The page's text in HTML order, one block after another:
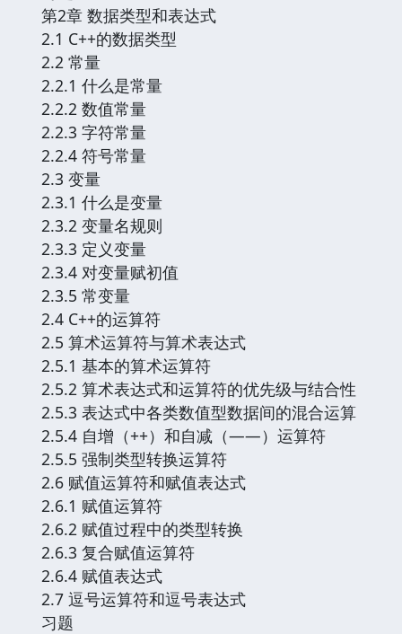
第2章 数据类型和表达式
2.1 C++的数据类型
2.2 常量
2.2.1 什么是常量
2.2.2 数值常量
2.2.3 字符常量
2.2.4 符号常量
2.3 变量
2.3.1 什么是变量
2.3.2 变量名规则
2.3.3 定义变量
2.3.4 对变量赋初值
2.3.5 常变量
2.4 C++的运算符
2.5 算术运算符与算术表达式
2.5.1 基本的算术运算符
2.5.2 算术表达式和运算符的优先级与结合性
2.5.3 表达式中各类数值型数据间的混合运算
2.5.4 自增（++）和自减（——）运算符
2.5.5 强制类型转换运算符
2.6 赋值运算符和赋值表达式
2.6.1 赋值运算符
2.6.2 赋值过程中的类型转换
2.6.3 复合赋值运算符
2.6.4 赋值表达式
2.7 逗号运算符和逗号表达式
习题